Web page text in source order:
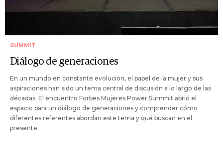
SUMMIT
Diálogo de generaciones
En un mundo en constante evolución, el papel de la mujer y sus
aspiraciones han sido un tema central de discusión a lo largo de las
décadas. El encuentro Forbes Mujeres Power Summit abrió el
espacio para un diálogo de generaciones y comprender cómo
diferentes referentes abordan este tema y qué buscan en el
presente.